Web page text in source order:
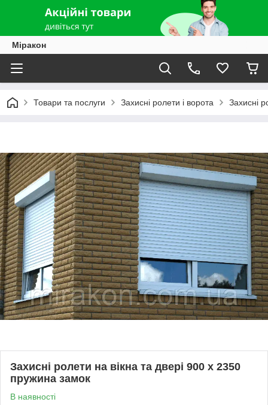
Міракон
Товари та послуги Захисні ролети і ворота Захисні
Захисні ролети на вікна та двері 900 х 2350
пружина замок
В наявності